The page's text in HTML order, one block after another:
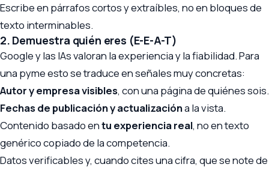
Escribe en párrafos cortos y extraíbles, no en bloques de
texto interminables.
2. Demuestra quién eres (E-E-A-T)
Google y las IAs valoran la experiencia y la fiabilidad. Para
una pyme esto se traduce en señales muy concretas:
Autor y empresa visibles, con una página de quiénes sois.
Fechas de publicación y actualizacióna la vista.
Contenido basado entu experiencia real, no en texto
genérico copiado de la competencia.
Datos verificables y, cuando cites una cifra, que se note de